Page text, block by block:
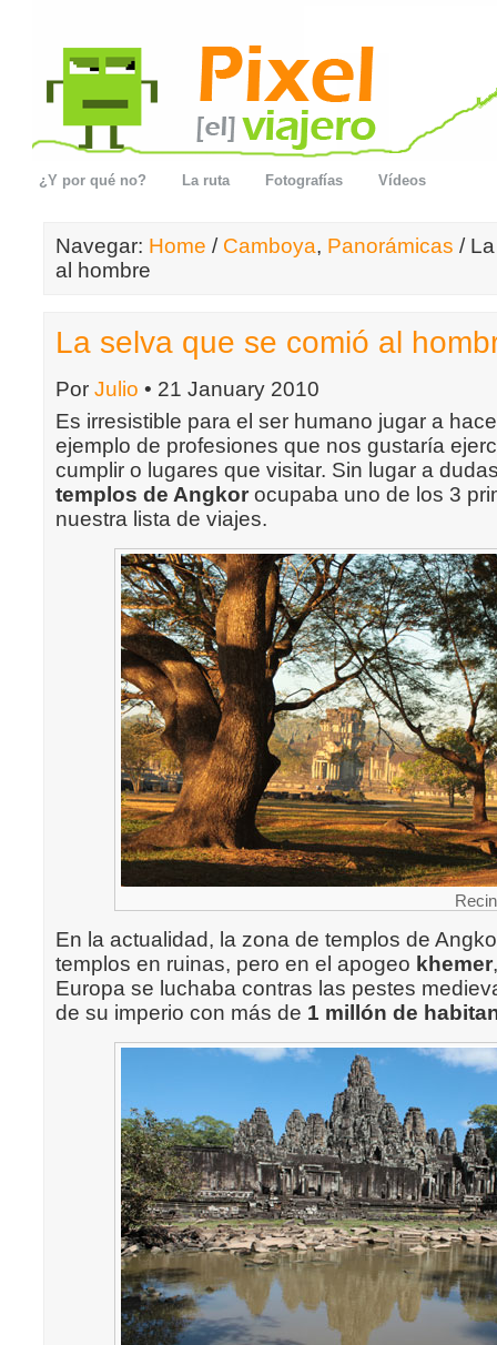
¿Y por qué no? La ruta Fotografías Vídeos
Navegar: Home / Camboya, Panorámicas /
al hombre
La selva que se comió al
Por Julio • 21 January 2010
Es irresistible para el ser humano jugar a
ejemplo de profesiones que nos gustaría
cumplir o lugares que visitar. Sin lugar a
templos de Angkor ocupaba uno de los 3
nuestra lista de viajes.
En la actualidad, la zona de templos de
templos en ruinas, pero en el apogeo khemer
Europa se luchaba contras las pestes
de su imperio con más de 1 millón de